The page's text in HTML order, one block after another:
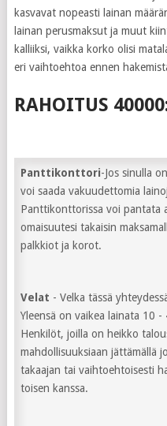
kasvavat nopeasti lainan
lainan perusmaksut ja muut
kalliiksi, vaikka korko olisi
eri vaihtoehtoa ennen
RAHOITUS
Panttikonttori-Jos sinulla
voi saada vakuudettomia
Panttikonttorissa voi pantata
omaisuutesi takaisin
palkkiot ja korot.
Velat - Velka tässä
Yleensä on vaikea lainata 10
Henkilöt, joilla on heikko
mahdollisuuksiaan jättämällä
takaajan tai vaihtoehtoisesti
toisen kanssa.